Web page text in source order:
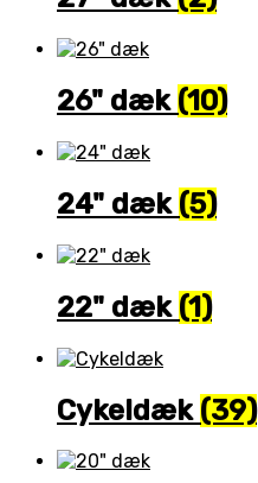
26" dæk (10)
24" dæk (5)
22" dæk (1)
Cykeldæk (39)